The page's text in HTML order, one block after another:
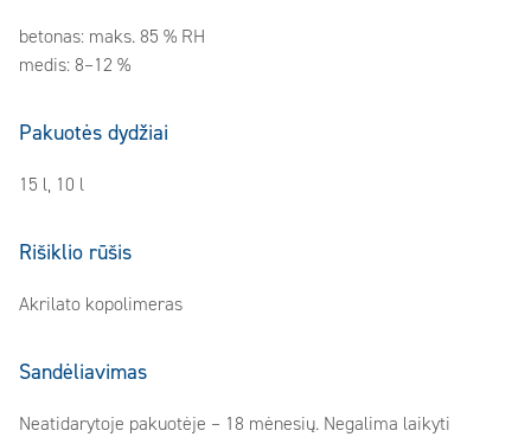
betonas: maks. 85 % RH
medis: 8–12 %
Pakuotės dydžiai
15 l, 10 l
Rišiklio rūšis
Akrilato kopolimeras
Sandėliavimas
Neatidarytoje pakuotėje – 18 mėnesių. Negalima laikyti